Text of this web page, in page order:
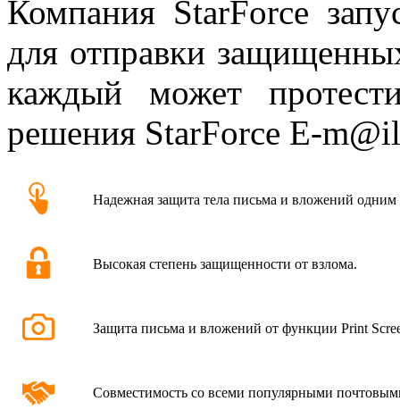
Компания StarForce
для отправки
каждый может
решения StarForce E-
Надежная защита тела письма и вложений одним
Высокая степень защищенности от взлома.
Защита письма и вложений от функции Print
Совместимость со всеми популярными